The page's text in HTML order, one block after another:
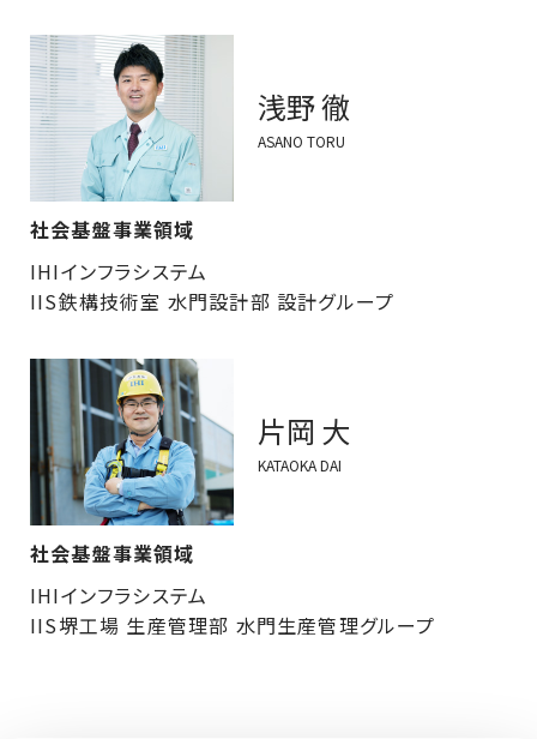
社会基盤事業領域
IHIインフラシステム
IIS鉄構技術室 水門設計部 設計グループ
浅野 徹
ASANO TORU
社会基盤事業領域
IHIインフラシステム
IIS堺工場 生産管理部 水門生産管理グループ
片岡 大
KATAOKA DAI